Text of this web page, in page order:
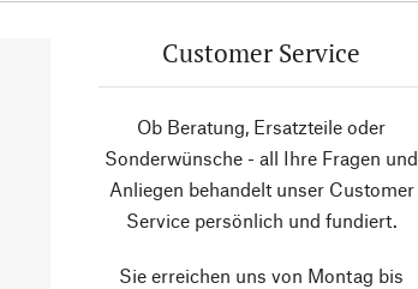
Customer Service
Ob Beratung, Ersatzteile oder
Sonderwünsche - all Ihre Fragen und
Anliegen behandelt unser Customer
Service persönlich und fundiert.
Sie erreichen uns von Montag bis